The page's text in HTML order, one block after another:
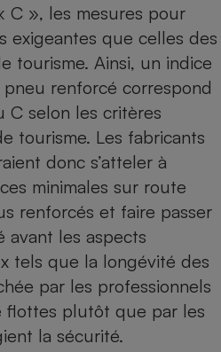
C », les mesures pour
exigeantes que celles des
tourisme. Ainsi, un indice
renforcé correspond
C selon les critères
tourisme. Les fabricants
donc s’atteler à
minimales sur route
renforcés et faire passer
avant les aspects
tels que la longévité des
par les professionnels
flottes plutôt que par les
la sécurité.
Robot ménager